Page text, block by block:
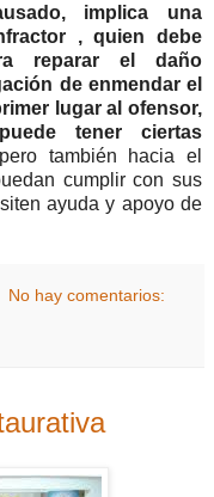
implica una
, quien debe
reparar el daño
de enmendar el
lugar al ofensor,
tener ciertas
también hacia el
cumplir con sus
ayuda y apoyo de
No hay comentarios: